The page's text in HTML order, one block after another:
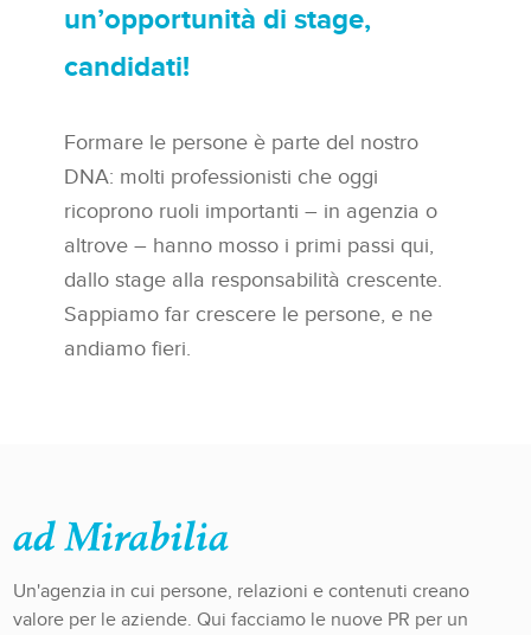
un’opportunità di stage,
candidati!
Formare le persone è parte del nostro
DNA: molti professionisti che oggi
ricoprono ruoli importanti – in agenzia o
altrove – hanno mosso i primi passi qui,
dallo stage alla responsabilità crescente.
Sappiamo far crescere le persone, e ne
andiamo fieri.
Un'agenzia in cui persone, relazioni e contenuti creano
valore per le aziende. Qui facciamo le nuove PR per un